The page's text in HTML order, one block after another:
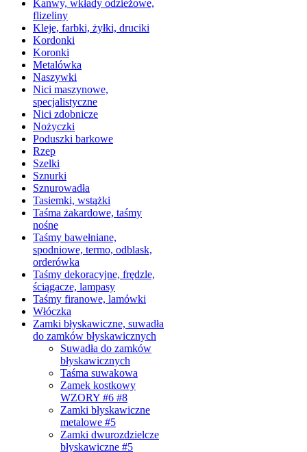
Kanwy, wkłady odzieżowe,
flizeliny
Kleje, farbki, żyłki, druciki
Kordonki
Koronki
Metalówka
Naszywki
Nici maszynowe,
specjalistyczne
Nici zdobnicze
Nożyczki
Poduszki barkowe
Rzep
Szelki
Sznurki
Sznurowadła
Tasiemki, wstążki
Taśma żakardowe, taśmy
nośne
Taśmy bawełniane,
spodniowe, termo, odblask,
orderówka
Taśmy dekoracyjne, frędzle,
ściągacze, lampasy
Taśmy firanowe, lamówki
Włóczka
Zamki błyskawiczne, suwadła
do zamków błyskawicznych
Suwadła do zamków
błyskawicznych
Taśma suwakowa
Zamek kostkowy
WZORY #6 #8
Zamki błyskawiczne
metalowe #5
Zamki dwurozdzielcze
błyskawiczne #5